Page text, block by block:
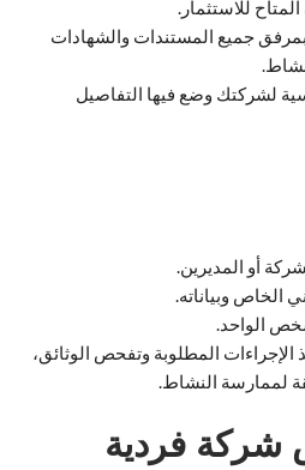
للاستثمار.
جميع المستندات والشهادات
لشركتك وضع فيها التفاصيل
أو المديرين.
الخاص وبياناته.
الواحد.
المطلوبة وتفحص الوثائق،
لممارسة النشاط.
فردية